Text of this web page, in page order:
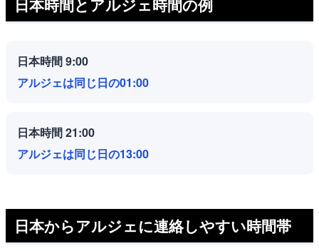
日本時間とアルジェ時間の例
日本時間 9:00
アルジェは同じ日の01:00
日本時間 21:00
アルジェは同じ日の13:00
日本からアルジェに連絡しやすい時間帯